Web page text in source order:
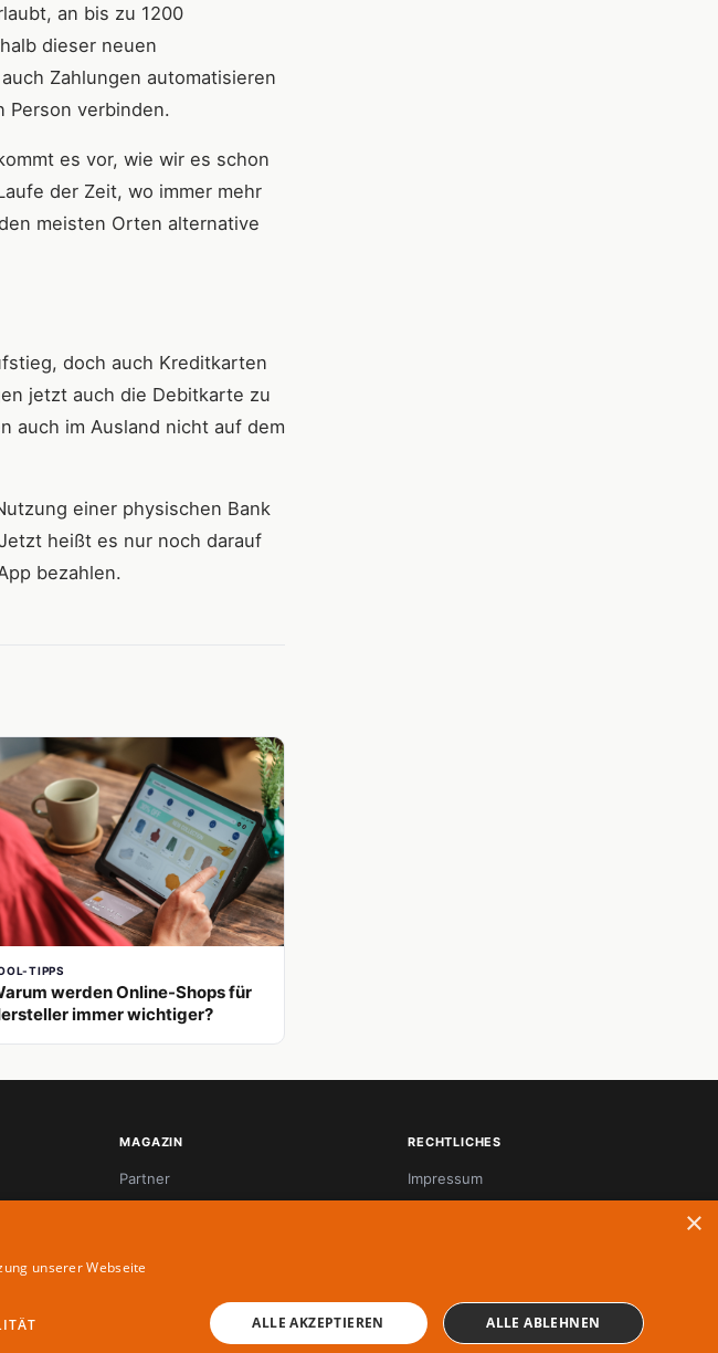
an bis zu 1200
dieser neuen
Zahlungen automatisieren
Person verbinden.
es vor, wie wir es schon
der Zeit, wo immer mehr
meisten Orten alternative
doch auch Kreditkarten
jetzt auch die Debitkarte zu
auch im Ausland nicht auf dem
einer physischen Bank
heißt es nur noch darauf
bezahlen.
TIPPS
werden Online-Shops für
immer wichtiger?
MAGAZIN
Partner
RECHTLICHES
Impressum
×
unserer Webseite
ALLE AKZEPTIEREN ALLE ABLEHNEN